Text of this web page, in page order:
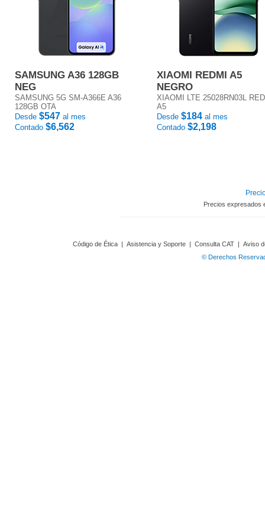
SAMSUNG A36 128GB
NEG
SAMSUNG 5G SM-A366E A36
128GB OTA
Desde $547 al mes
Contado $6,562
XIAOMI REDMI A5
NEGRO
XIAOMI LTE 25028RN03L
A5
Desde $184 al mes
Contado $2,198
Precios expresados
Código de Ética | Asistencia y Soporte | Consulta CAT | Aviso
© Derechos